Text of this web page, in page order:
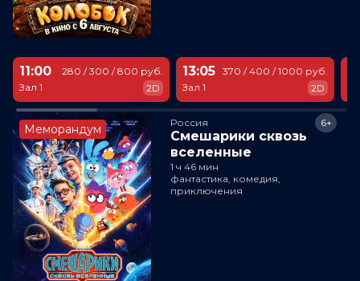
11:00
Зал 1
280 / 300 / 800 руб.
2D
13:05
Зал 1
370 / 400 / 1000 руб.
2D
Меморандум Россия
Смешарики сквозь
вселенные
6+
1 ч 46 мин
фантастика, комедия,
приключения